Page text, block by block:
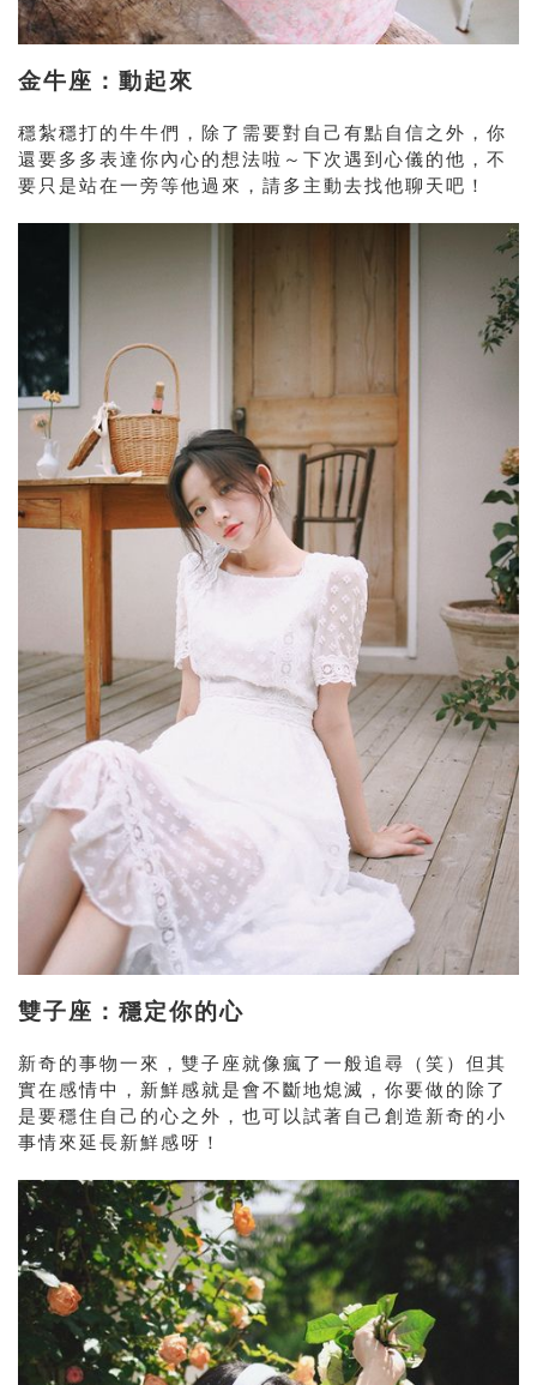
金牛座：動起來
穩紮穩打的牛牛們，除了需要對自己有點自信之外，你
還要多多表達你內心的想法啦～下次遇到心儀的他，不
要只是站在一旁等他過來，請多主動去找他聊天吧！
雙子座：穩定你的心
新奇的事物一來，雙子座就像瘋了一般追尋（笑）但其
實在感情中，新鮮感就是會不斷地熄滅，你要做的除了
是要穩住自己的心之外，也可以試著自己創造新奇的小
事情來延長新鮮感呀！